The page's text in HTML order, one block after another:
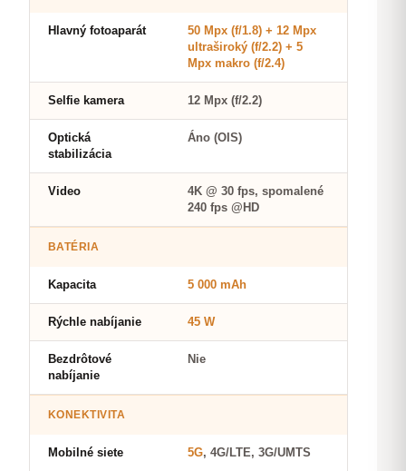
Hlavný fotoaparát
50 Mpx (f/1.8) + 12 Mpx
ultraširoký (f/2.2) + 5
Mpx makro (f/2.4)
Selfie kamera 12 Mpx (f/2.2)
Optická
stabilizácia
Áno (OIS)
Video
4K @ 30 fps, spomalené
240 fps @HD
BATÉRIA
Kapacita 5 000 mAh
Rýchle nabíjanie 45 W
Bezdrôtové
nabíjanie
Nie
KONEKTIVITA
Mobilné siete 5G, 4G/LTE, 3G/UMTS